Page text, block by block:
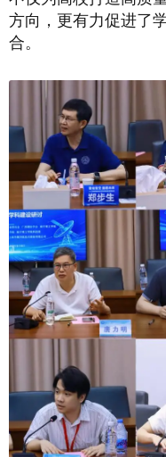
方向，更有力促进了
合。